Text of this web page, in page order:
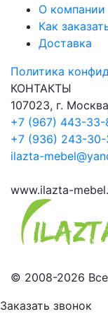
О компании
Как
Доставка
Политика
КОНТАКТЫ
107023, г.
+7 (967) 443-33-
+7 (936) 243-30-
ilazta-
www.ilazta-
© 2008-2026
Заказать звонок